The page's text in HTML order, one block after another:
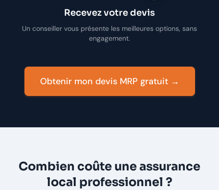
Recevez votre devis
Un conseiller vous présente les meilleures options, sans
engagement.
Obtenir mon devis MRP gratuit →
Combien coûte une assurance
local professionnel ?